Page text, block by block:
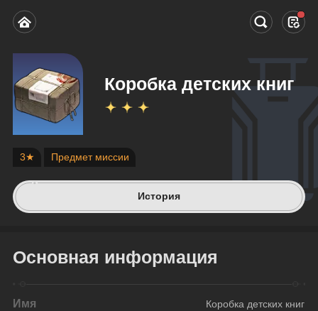
Коробка детских книг
3★ Предмет миссии
История
Основная информация
Имя Коробка детских книг